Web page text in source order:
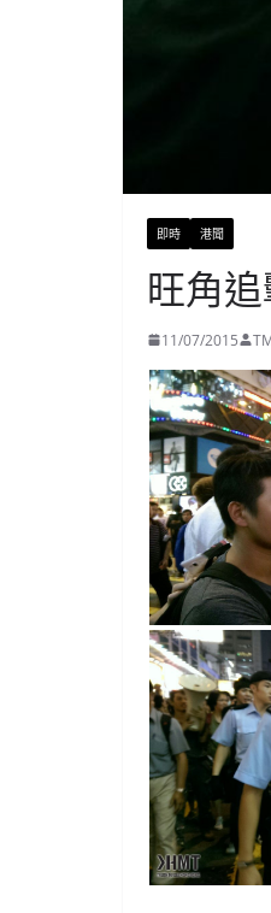
即時 港聞
旺角
11/07/2015